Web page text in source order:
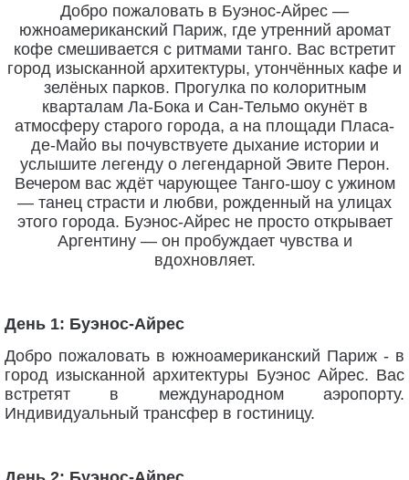
Добро пожаловать в Буэнос-Айрес —
южноамериканский Париж, где утренний аромат
кофе смешивается с ритмами танго. Вас встретит
город изысканной архитектуры, утончённых кафе и
зелёных парков. Прогулка по колоритным
кварталам Ла-Бока и Сан-Тельмо окунёт в
атмосферу старого города, а на площади Пласа-
де-Майо вы почувствуете дыхание истории и
услышите легенду о легендарной Эвите Перон.
Вечером вас ждёт чарующее Танго-шоу с ужином
— танец страсти и любви, рожденный на улицах
этого города. Буэнос-Айрес не просто открывает
Аргентину — он пробуждает чувства и
вдохновляет.
День 1: Буэнос-Айрес
Добро пожаловать в южноамериканский Париж - в
город изысканной архитектуры Буэнос Айрес. Вас
встретят в международном аэропорту.
Индивидуальный трансфер в гостиницу.